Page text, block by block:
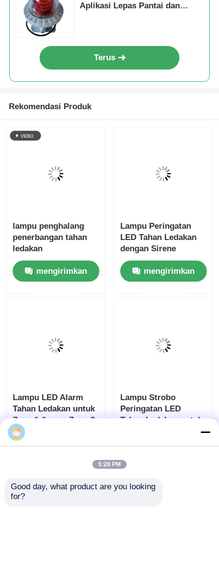
Aplikasi Lepas Pantai dan
Terus
Rekomendasi Produk
lampu penghalang
penerbangan tahan
ledakan
mengirimkan
Lampu Peringatan
LED Tahan Ledakan
dengan Sirene
mengirimkan
Lampu LED Alarm
Tahan Ledakan untuk
Zona 1 &amp; Zona 2
Lampu Strobo
Peringatan LED
Tahan Ledakan untuk
5:28 PM
Good day, what product are you looking
for?